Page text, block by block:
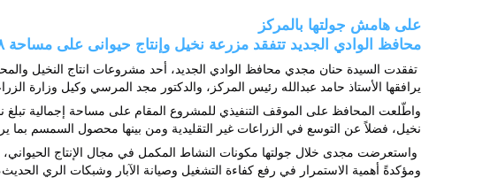
على هامش جولتها بالمركز
محافظ الوادي الجديد تتفقد مزرعة نخيل وإنتاج حيوانى على مساحة ٢٢٨ فدانًا ببلاط
يرافقها الأستاذ حامد عبدالله رئيس المركز، والدكتور مجد المرسي وكيل وزارة
نخيل، فضلاً عن التوسع في الزراعات غير التقليدية ومن بينها محصول السمسم بما